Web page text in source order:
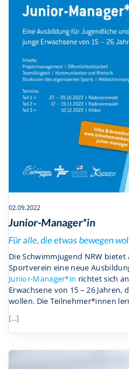
02.09.2022
Junior-Manager*in
Für alle, die etwas bewegen
Die Schwimmjugend NRW
Sportverein eine neue
Junior-Manager*in richtet sich
Erwachsene von 15 – 26
wollen. Die Teilnehmer*innen
[...]